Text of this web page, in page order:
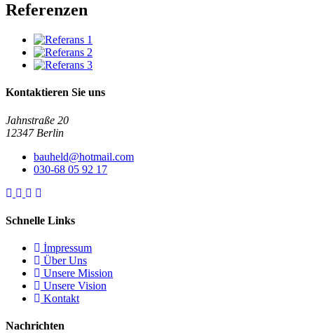
Referenzen
Kontaktieren Sie uns
Jahnstraße 20
12347 Berlin
bauheld@hotmail.com
030-68 05 92 17
Schnelle Links
İmpressum
Über Uns
Unsere Mission
Unsere Vision
Kontakt
Nachrichten